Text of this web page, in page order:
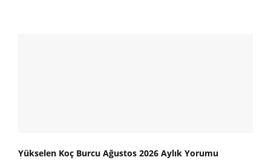
Yükselen Koç Burcu Ağustos 2026 Aylık Yorumu